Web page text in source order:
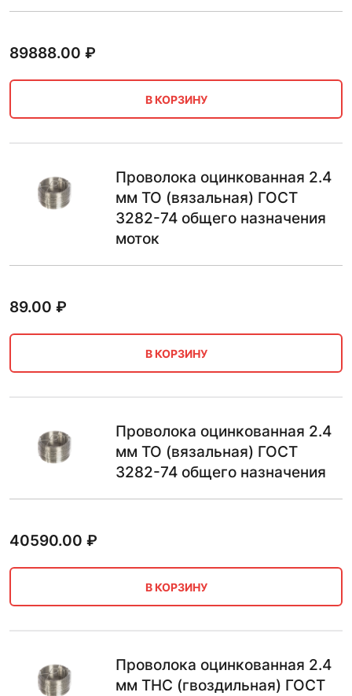
89888.00 ₽
В КОРЗИНУ
Проволока оцинкованная 2.4
мм ТО (вязальная) ГОСТ
3282-74 общего назначения
моток
89.00 ₽
В КОРЗИНУ
Проволока оцинкованная 2.4
мм ТО (вязальная) ГОСТ
3282-74 общего назначения
40590.00 ₽
В КОРЗИНУ
Проволока оцинкованная 2.4
мм ТНС (гвоздильная) ГОСТ